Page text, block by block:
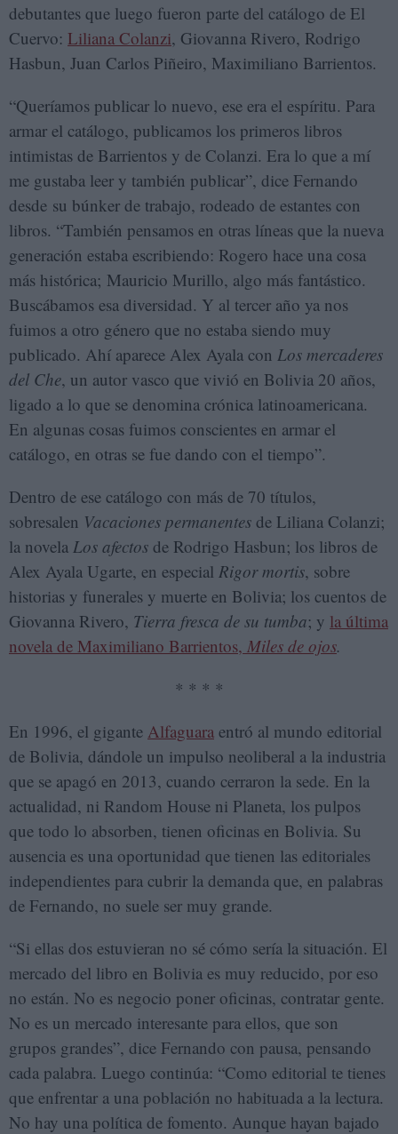
debutantes que luego fueron parte del catálogo de El
Cuervo: Liliana Colanzi, Giovanna Rivero, Rodrigo
Hasbun, Juan Carlos Piñeiro, Maximiliano Barrientos.
“Queríamos publicar lo nuevo, ese era el espíritu. Para
armar el catálogo, publicamos los primeros libros
intimistas de Barrientos y de Colanzi. Era lo que a mí
me gustaba leer y también publicar”, dice Fernando
desde su búnker de trabajo, rodeado de estantes con
libros. “También pensamos en otras líneas que la nueva
generación estaba escribiendo: Rogero hace una cosa
más histórica; Mauricio Murillo, algo más fantástico.
Buscábamos esa diversidad. Y al tercer año ya nos
fuimos a otro género que no estaba siendo muy
publicado. Ahí aparece Alex Ayala con Los mercaderes
del Che, un autor vasco que vivió en Bolivia 20 años,
ligado a lo que se denomina crónica latinoamericana.
En algunas cosas fuimos conscientes en armar el
catálogo, en otras se fue dando con el tiempo”.
Dentro de ese catálogo con más de 70 títulos,
sobresalen Vacaciones permanentes de Liliana Colanzi;
la novela Los afectos de Rodrigo Hasbun; los libros de
Alex Ayala Ugarte, en especial Rigor mortis, sobre
historias y funerales y muerte en Bolivia; los cuentos de
Giovanna Rivero, Tierra fresca de su tumba; y la última
novela de Maximiliano Barrientos, Miles de ojos.
* * * *
En 1996, el gigante Alfaguara entró al mundo editorial
de Bolivia, dándole un impulso neoliberal a la industria
que se apagó en 2013, cuando cerraron la sede. En la
actualidad, ni Random House ni Planeta, los pulpos
que todo lo absorben, tienen oficinas en Bolivia. Su
ausencia es una oportunidad que tienen las editoriales
independientes para cubrir la demanda que, en palabras
de Fernando, no suele ser muy grande.
“Si ellas dos estuvieran no sé cómo sería la situación. El
mercado del libro en Bolivia es muy reducido, por eso
no están. No es negocio poner oficinas, contratar gente.
No es un mercado interesante para ellos, que son
grupos grandes”, dice Fernando con pausa, pensando
cada palabra. Luego continúa: “Como editorial te tienes
que enfrentar a una población no habituada a la lectura.
No hay una política de fomento. Aunque hayan bajado